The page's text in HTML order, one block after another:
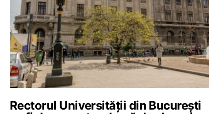
Rectorul Universității din București